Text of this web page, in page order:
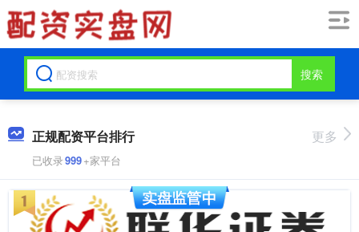
搜索
正规配资平台排行
已收录999+家平台
更多